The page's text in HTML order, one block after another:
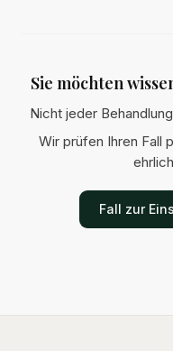
Sie möchten
Nicht jeder
Wir prüfen Ihren Fall
Fall zur